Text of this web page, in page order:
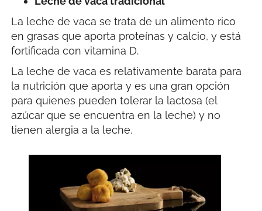
La leche de vaca se trata de un alimento rico
en grasas que aporta proteínas y calcio, y está
fortificada con vitamina D.
La leche de vaca es relativamente barata para
la nutrición que aporta y es una gran opción
para quienes pueden tolerar la lactosa (el
azúcar que se encuentra en la leche) y no
tienen alergia a la leche.